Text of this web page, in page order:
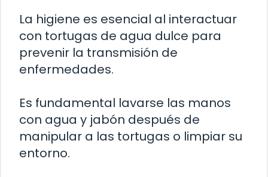
La higiene es esencial al interactuar
con tortugas de agua dulce para
prevenir la transmisión de
enfermedades.
Es fundamental lavarse las manos
con agua y jabón después de
manipular a las tortugas o limpiar su
entorno.